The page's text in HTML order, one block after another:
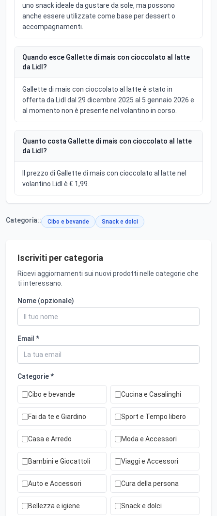
uno snack ideale da gustare da sole, ma possono
anche essere utilizzate come base per dessert o
accompagnamenti.
Quando esce Gallette di mais con cioccolato al latte
da Lidl?
Gallette di mais con cioccolato al latte è stato in
offerta da Lidl dal 29 dicembre 2025 al 5 gennaio 2026 e
al momento non è presente nel volantino in corso.
Quanto costa Gallette di mais con cioccolato al latte
da Lidl?
Il prezzo di Gallette di mais con cioccolato al latte nel
volantino Lidl è € 1,99.
Categoria:: Cibo e bevande Snack e dolci
Iscriviti per categoria
Ricevi aggiornamenti sui nuovi prodotti nelle categorie che
ti interessano.
Nome (opzionale)
Email *
Categorie *
Cibo e bevande Cucina e Casalinghi
Fai da te e Giardino Sport e Tempo libero
Casa e Arredo Moda e Accessori
Bambini e Giocattoli Viaggi e Accessori
Auto e Accessori Cura della persona
Bellezza e igiene Snack e dolci